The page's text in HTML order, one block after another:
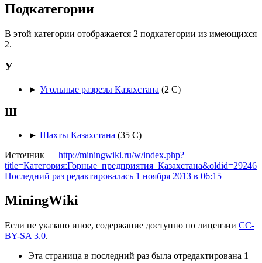
Подкатегории
В этой категории отображается 2 подкатегории из имеющихся
2.
У
► Угольные разрезы Казахстана (2 С)
Ш
► Шахты Казахстана (35 С)
Источник — http://miningwiki.ru/w/index.php?
title=Категория:Горные_предприятия_Казахстана&oldid=29246
Последний раз редактировалась 1 ноября 2013 в 06:15
MiningWiki
Если не указано иное, содержание доступно по лицензии CC-
BY-SA 3.0.
Эта страница в последний раз была отредактирована 1